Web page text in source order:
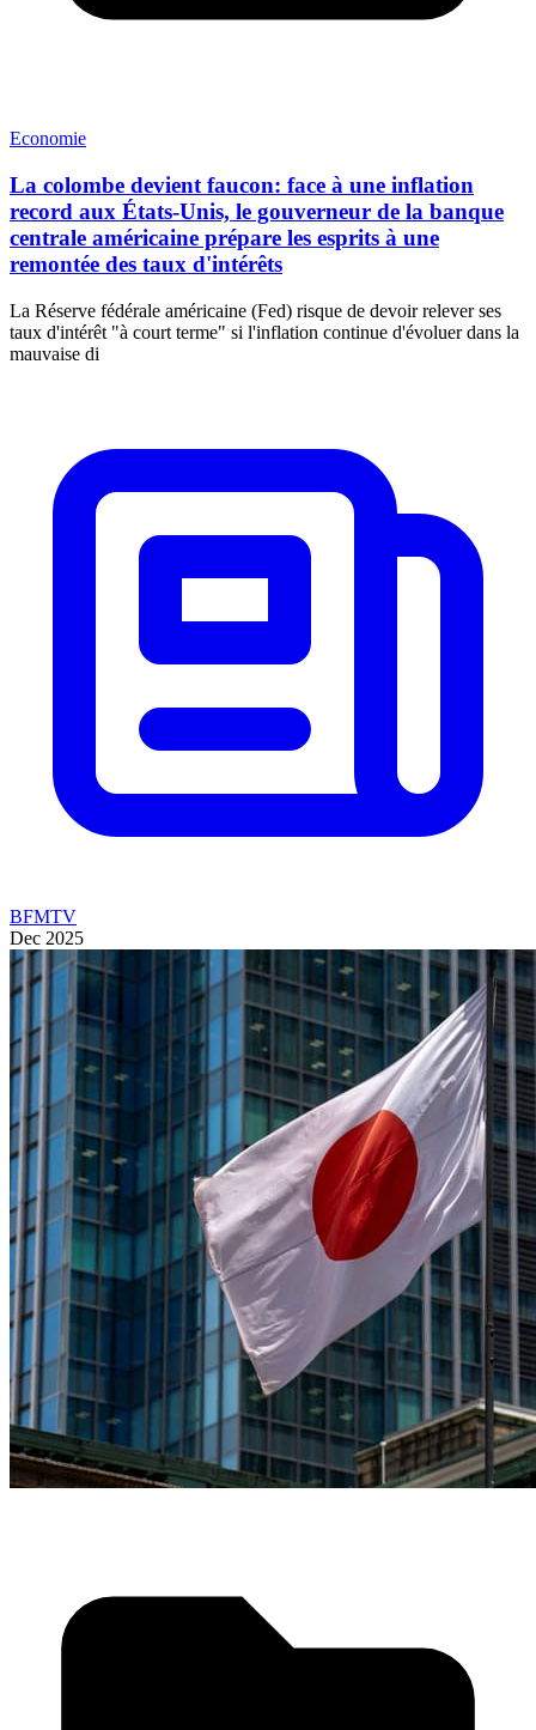
Economie
La colombe devient faucon: face à une inflation
record aux États-Unis, le gouverneur de la banque
centrale américaine prépare les esprits à une
remontée des taux d'intérêts
La Réserve fédérale américaine (Fed) risque de devoir relever ses
taux d'intérêt "à court terme" si l'inflation continue d'évoluer dans la
mauvaise di
BFMTV
Dec 2025